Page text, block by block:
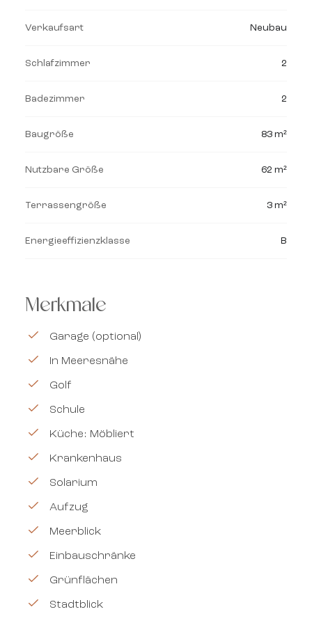
Verkaufsart Neubau
Schlafzimmer 2
Badezimmer 2
Baugröße 83 m²
Nutzbare Größe 62 m²
Terrassengröße 3 m²
Energieeffizienzklasse B
Merkmale
Garage (optional)
In Meeresnähe
Golf
Schule
Küche: Möbliert
Krankenhaus
Solarium
Aufzug
Meerblick
Einbauschränke
Grünflächen
Stadtblick